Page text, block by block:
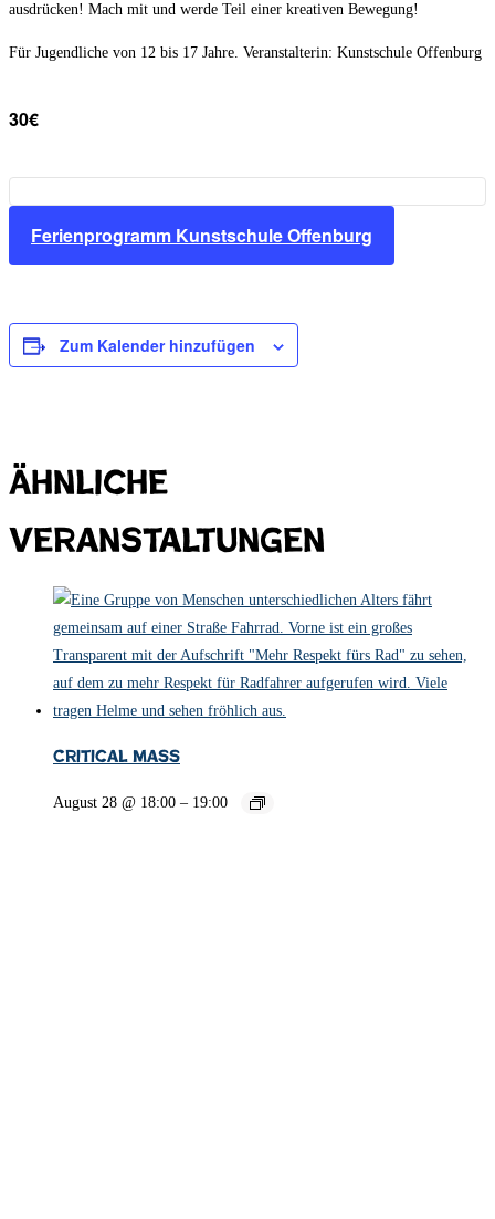
ausdrücken! Mach mit und werde Teil einer kreativen Bewegung!
Für Jugendliche von 12 bis 17 Jahre. Veranstalterin: Kunstschule Offenburg
30€
Ferienprogramm Kunstschule Offenburg
Zum Kalender hinzufügen
Ähnliche
Veranstaltungen
Critical Mass
August 28 @ 18:00 – 19:00